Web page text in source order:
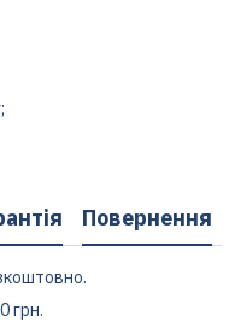
Повернення
грн.